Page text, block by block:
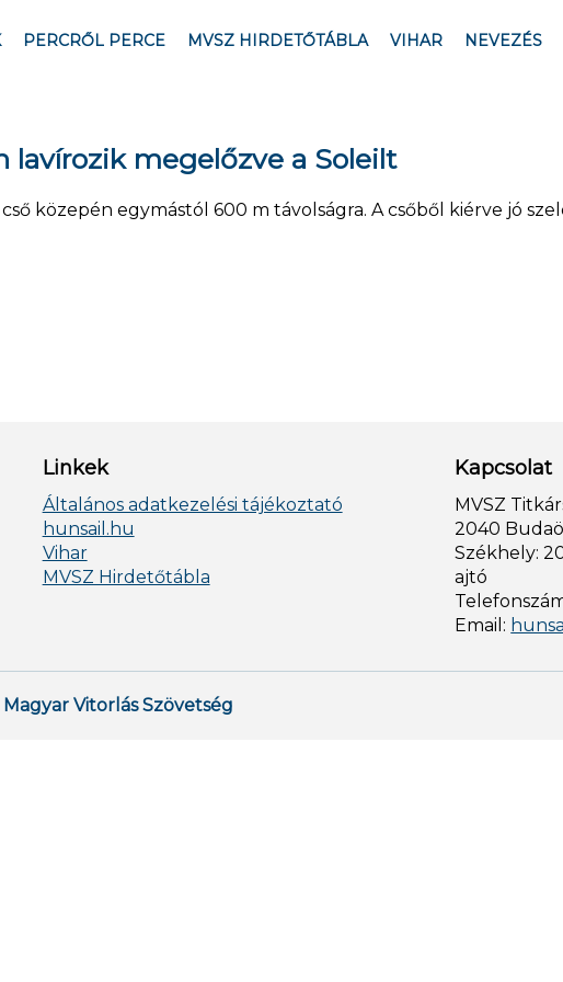
PERCRŐL PERCE MVSZ HIRDETŐTÁBLA VIHAR NEVEZÉS
lavírozik megelőzve a Soleilt
közepén egymástól 600 m távolságra. A csőből kiérve jó
Linkek
Általános adatkezelési tájékoztató
hunsail.hu
Vihar
MVSZ Hirdetőtábla
Kapcsolat
MVSZ
2040
Székhely:
ajtó
Email:
Magyar Vitorlás Szövetség